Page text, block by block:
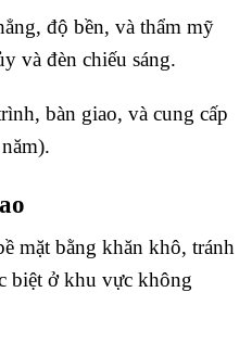
độ bền, và thẩm mỹ
và đèn chiếu sáng.
bàn giao, và cung cấp
mặt bằng khăn khô, tránh
biệt ở khu vực không